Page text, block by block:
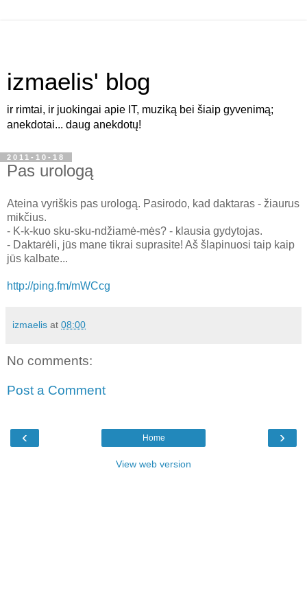
izmaelis' blog
ir rimtai, ir juokingai apie IT, muziką bei šiaip gyvenimą;
anekdotai... daug anekdotų!
2011-10-18
Pas urologą
Ateina vyriškis pas urologą. Pasirodo, kad daktaras - žiaurus
mikčius.
- K-k-kuo sku-sku-ndžiamė-mės? - klausia gydytojas.
- Daktarėli, jūs mane tikrai suprasite! Aš šlapinuosi taip kaip
jūs kalbate...
http://ping.fm/mWCcg
izmaelis at 08:00
No comments:
Post a Comment
‹ ›
Home
View web version